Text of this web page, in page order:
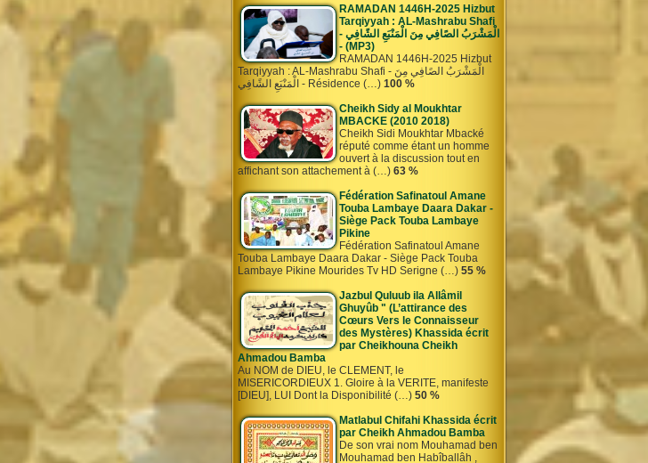
RAMADAN 1446H-2025 Hizbut
Tarqiyyah : AL-Mashrabu Shafi
- الْمَشْرَبُ الصًافِي مِنَ الْمَنْبَعِ الشًافِي
- (MP3)
RAMADAN 1446H-2025 Hizbut
Tarqiyyah : AL-Mashrabu Shafi - الْمَشْرَبُ الصًافِي مِنَ
الْمَنْبَعِ الشًافِي - Résidence (…) 100 %
Cheikh Sidy al Moukhtar
MBACKE (2010 2018)
Cheikh Sidi Moukhtar Mbacké
réputé comme étant un homme
ouvert à la discussion tout en
affichant son attachement à (…) 63 %
Fédération Safinatoul Amane
Touba Lambaye Daara Dakar -
Siège Pack Touba Lambaye
Pikine
Fédération Safinatoul Amane
Touba Lambaye Daara Dakar - Siège Pack Touba
Lambaye Pikine Mourides Tv HD Serigne (…) 55 %
Jazbul Quluub ila Allâmil
Ghuyûb " (L’attirance des
Cœurs Vers le Connaisseur
des Mystères) Khassida écrit
par Cheikhouna Cheikh
Ahmadou Bamba
Au NOM de DIEU, le CLEMENT, le
MISERICORDIEUX 1. Gloire à la VERITE, manifeste
[DIEU], LUI Dont la Disponibilité (…) 50 %
Matlabul Chifahi Khassida écrit
par Cheikh Ahmadou Bamba
De son vrai nom Mouhamad ben
Mouhamad ben Habîballâh ,